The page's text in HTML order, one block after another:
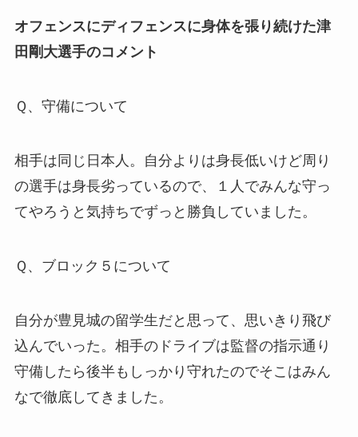
オフェンスにディフェンスに身体を張り続けた津
田剛大選手のコメント
Ｑ、守備について
相手は同じ日本人。自分よりは身長低いけど周り
の選手は身長劣っているので、１人でみんな守っ
てやろうと気持ちでずっと勝負していました。
Ｑ、ブロック５について
自分が豊見城の留学生だと思って、思いきり飛び
込んでいった。相手のドライブは監督の指示通り
守備したら後半もしっかり守れたのでそこはみん
なで徹底してきました。